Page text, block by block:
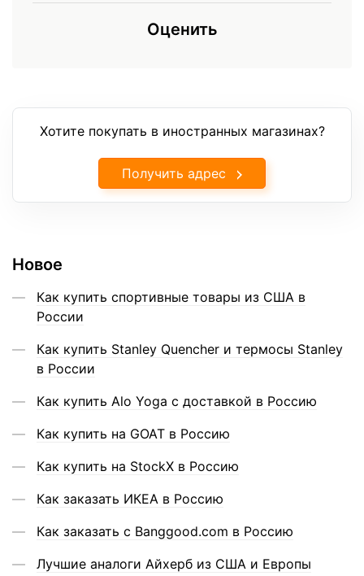
Оценить
Хотите покупать в иностранных магазинах?
Получить адрес
Новое
Как купить спортивные товары из США в
России
Как купить Stanley Quencher и термосы Stanley
в России
Как купить Alo Yoga с доставкой в Россию
Как купить на GOAT в Россию
Как купить на StockX в Россию
Как заказать ИКЕА в Россию
Как заказать с Banggood.com в Россию
Лучшие аналоги Айхерб из США и Европы